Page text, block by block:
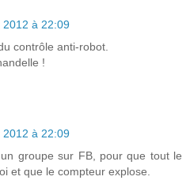
2012 à 22:09
contrôle anti-robot.
!
2012 à 22:09
groupe sur FB, pour que tout le
et que le compteur explose.